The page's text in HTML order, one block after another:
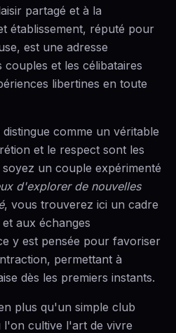
partagé et à la
établissement, réputé pour
est une adresse
et les célibataires
libertines en toute
comme un véritable
et le respect sont les
un couple expérimenté
d'explorer de nouvelles
, vous trouverez ici un cadre
aux échanges
y est pensée pour favoriser
permettant à
dès les premiers instants.
plus qu'un simple club
l'on cultive l'art de vivre